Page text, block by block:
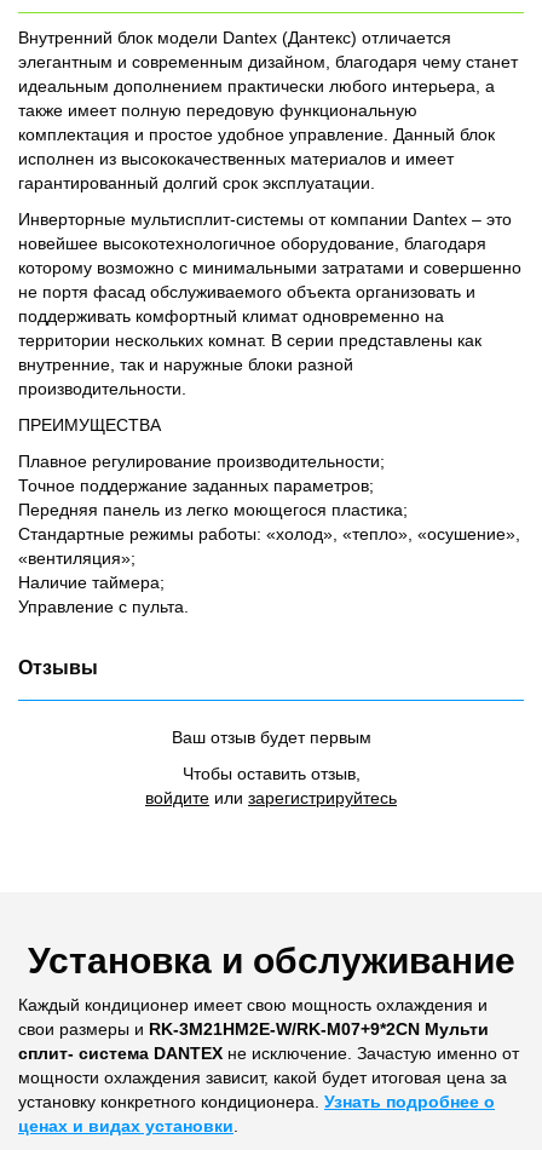
Внутренний блок модели Dantex (Дантекс) отличается
элегантным и современным дизайном, благодаря чему станет
идеальным дополнением практически любого интерьера, а
также имеет полную передовую функциональную
комплектация и простое удобное управление. Данный блок
исполнен из высококачественных материалов и имеет
гарантированный долгий срок эксплуатации.
Инверторные мультисплит-системы от компании Dantex – это
новейшее высокотехнологичное оборудование, благодаря
которому возможно с минимальными затратами и совершенно
не портя фасад обслуживаемого объекта организовать и
поддерживать комфортный климат одновременно на
территории нескольких комнат. В серии представлены как
внутренние, так и наружные блоки разной
производительности.
ПРЕИМУЩЕСТВА
Плавное регулирование производительности;
Точное поддержание заданных параметров;
Передняя панель из легко моющегося пластика;
Стандартные режимы работы: «холод», «тепло», «осушение»,
«вентиляция»;
Наличие таймера;
Управление с пульта.
Отзывы
Ваш отзыв будет первым
Чтобы оставить отзыв,
войдите или зарегистрируйтесь
Установка и обслуживание
Каждый кондиционер имеет свою мощность охлаждения и
свои размеры и RK-3M21HM2E-W/RK-M07+9*2CN Мульти
сплит- система DANTEX не исключение. Зачастую именно от
мощности охлаждения зависит, какой будет итоговая цена за
установку конкретного кондиционера. Узнать подробнее о
ценах и видах установки